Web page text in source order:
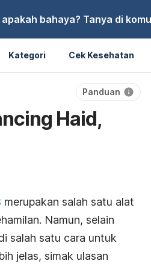
bahaya? Tanya di
Kategori Cek Kesehatan
Panduan
Haid,
merupakan salah satu alat
Namun, selain
salah satu cara untuk
jelas, simak ulasan